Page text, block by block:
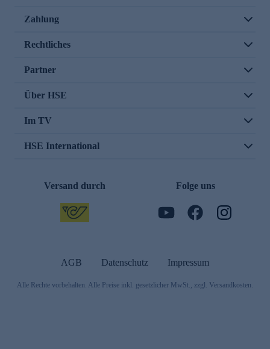
Zahlung
Rechtliches
Partner
Über HSE
Im TV
HSE International
Versand durch Folge uns
AGB Datenschutz Impressum
Alle Rechte vorbehalten. Alle Preise inkl. gesetzlicher MwSt., zzgl. Versandkosten.